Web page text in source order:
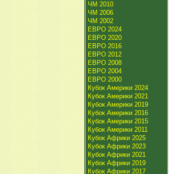
ЧМ 2010
ЧМ 2006
ЧМ 2002
ЕВРО 2024
ЕВРО 2020
ЕВРО 2016
ЕВРО 2012
ЕВРО 2008
ЕВРО 2004
ЕВРО 2000
Кубок Америки 2024
Кубок Америки 2021
Кубок Америки 2019
Кубок Америки 2016
Кубок Америки 2015
Кубок Америки 2011
Кубок Африки 2025
Кубок Африки 2023
Кубок Африки 2021
Кубок Африки 2019
Кубок Африки 2017